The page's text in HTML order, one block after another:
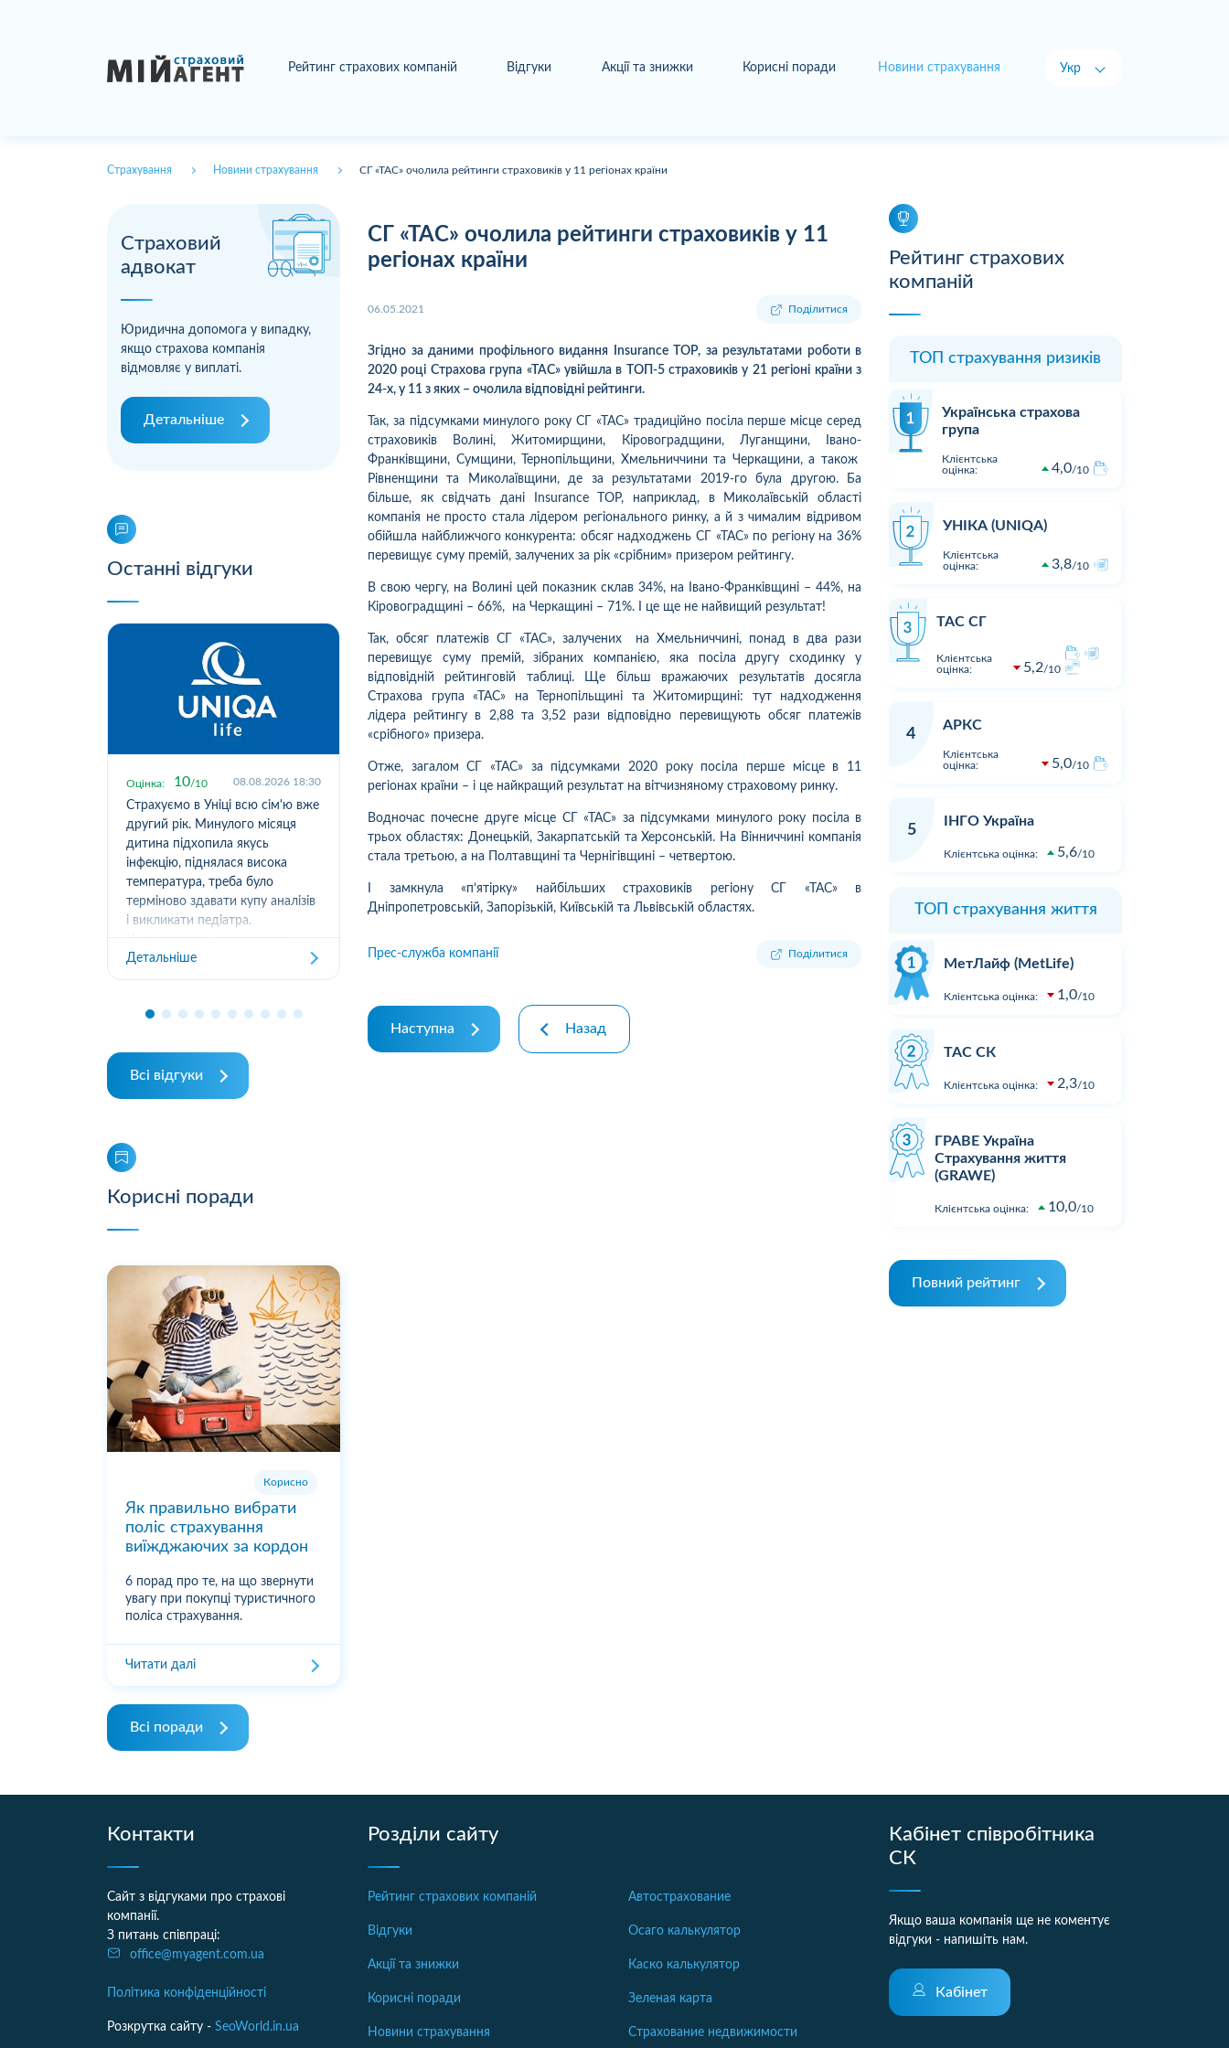
Рейтинг страхових компаній Відгуки Акції та знижки Корисні поради Новини страхування Укр
Страхування Новини страхування СГ «ТАС» очолила рейтинги страховиків у 11 регіонах країни
Страховий
адвокат
Юридична допомога у випадку,
якщо страхова компанія
відмовляє у виплаті.
Детальніше
Останні відгуки
Оцінка: 10 10 08.08.2026 18:30
Страхуємо в Уніці всю сім'ю вже
другий рік. Минулого місяця
дитина підхопила якусь
інфекцію, піднялася висока
температура, треба було
терміново здавати купу аналізів
і викликати педіатра.
Координатори спрацювали
чітко, швидко погодили
виклики й аналізи в лабораторії
Детальніше
Оцінка: 1 10 06.08.2026 09:34
добровільно житло, спочатку
квартиру, потім будинок. Коли
відбувся страховий випадок,
оформив звернення
01.04.2026р, відкрили справу
отримання, взяли в роботу. 2
Детальніше
Оцінка: 10 10 05.08.2026 19:00
(05.08.26р) автоцивілку в
м.Косів, ІФ обл. Хочу подякувати
дівчині-спеціалісту за швидкість
та зручність...
Зателефонував, сказав, що хочу
На що отримав відповідь - "Вам
як передзвонюють. Навіщо там
менеджери сидять.?...
Детальніше
Всі відгуки
Корисні поради
Корисно
Як правильно вибрати
поліс страхування
виїжджаючих за кордон
6 порад про те, на що звернути
увагу при покупці туристичного
поліса страхування.
Читати далі
Всі поради
СГ «ТАС» очолила рейтинги страховиків у 11
регіонах країни
06.05.2021 Поділитися
Згідно за даними профільного видання Insurance TOP, за результатами роботи в
2020 році Страхова група «ТАС» увійшла в ТОП-5 страховиків у 21 регіоні країни з
24-х, у 11 з яких – очолила відповідні рейтинги.
Так, за підсумками минулого року СГ «ТАС» традиційно посіла перше місце серед
страховиків Волині, Житомирщини, Кіровоградщини, Луганщини, Івано-
Франківщини, Сумщини, Тернопільщини, Хмельниччини та Черкащини, а також
Рівненщини та Миколаївщини, де за результатами 2019-го була другою. Ба
більше, як свідчать дані Insurance TOP, наприклад, в Миколаївській області
компанія не просто стала лідером регіонального ринку, а й з чималим відривом
обійшла найближчого конкурента: обсяг надходжень СГ «ТАС» по регіону на 36%
перевищує суму премій, залучених за рік «срібним» призером рейтингу.
В свою чергу, на Волині цей показник склав 34%, на Івано-Франківщині – 44%, на
Кіровоградщині – 66%, на Черкащині – 71%. І це ще не найвищий результат!
Так, обсяг платежів СГ «ТАС», залучених на Хмельниччині, понад в два рази
перевищує суму премій, зібраних компанією, яка посіла другу сходинку у
відповідній рейтинговій таблиці. Ще більш вражаючих результатів досягла
Страхова група «ТАС» на Тернопільщині та Житомирщині: тут надходження
лідера рейтингу в 2,88 та 3,52 рази відповідно перевищують обсяг платежів
«срібного» призера.
Отже, загалом СГ «ТАС» за підсумками 2020 року посіла перше місце в 11
регіонах країни – і це найкращий результат на вітчизняному страховому ринку.
Водночас почесне друге місце СГ «ТАС» за підсумками минулого року посіла в
трьох областях: Донецькій, Закарпатській та Херсонській. На Вінниччині компанія
стала третьою, а на Полтавщині та Чернігівщині – четвертою.
І замкнула «п’ятірку» найбільших страховиків регіону СГ «ТАС» в
Дніпропетровській, Запорізькій, Київській та Львівській областях.
Прес-служба компанії Поділитися
Наступна Назад
Рейтинг страхових
компаній
ТОП страхування ризиків
Українська страхова
група
Клієнтська
оцінка:
4,0 10
УНІКА (UNIQA)
Клієнтська
оцінка:
3,8 10
ТАС СГ
Клієнтська
оцінка:
5,2 10
4
АРКС
Клієнтська
оцінка:
5,0 10
5
ІНГО Україна
Клієнтська оцінка: 5,6 10
ТОП страхування життя
МетЛайф (MetLife)
Клієнтська оцінка: 1,0 10
ТАС СК
Клієнтська оцінка: 2,3 10
ГРАВЕ Україна
Страхування життя
(GRAWE)
Клієнтська оцінка: 10,0 10
Повний рейтинг
Контакти
Сайт з відгуками про страхові
компанії.
З питань співпраці:
office@myagent.com.ua
Політика конфіденційності
Розкрутка сайту - SeoWorld.in.ua
Розділи сайту
Рейтинг страхових компаній
Відгуки
Акції та знижки
Корисні поради
Новини страхування
Автострахование
Осаго калькулятор
Каско калькулятор
Зеленая карта
Страхование недвижимости
Кабінет співробітника
СК
Якщо ваша компанія ще не коментує
відгуки - напишіть нам.
Кабінет